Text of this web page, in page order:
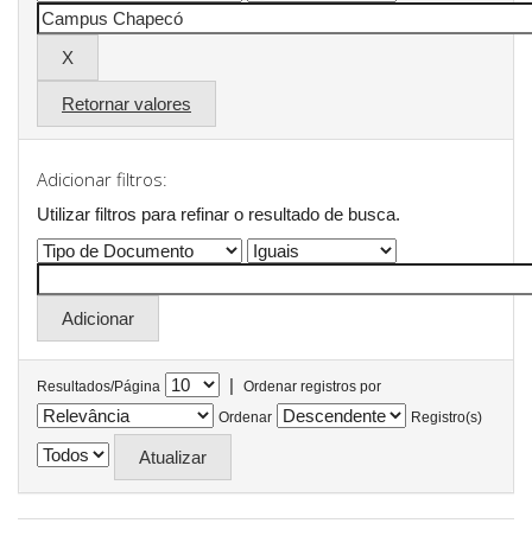
Retornar valores
Adicionar filtros:
Utilizar filtros para refinar o resultado de busca.
Resultados/Página |
Ordenar registros por
Ordenar
Registro(s)